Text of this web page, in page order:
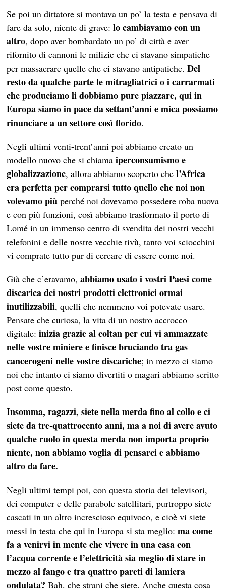
Se poi un dittatore si montava un po’ la testa e pensava di
fare da solo, niente di grave:lo cambiavamo con un
altro, dopo aver bombardato un po’ di città e aver
rifornito di cannoni le milizie che ci stavano simpatiche
per massacrare quelle che ci stavano antipatiche.Del
resto da qualche parte le mitragliatrici o i carrarmati
che produciamo li dobbiamo pure piazzare, qui in
Europa siamo in pace da settant’anni e mica possiamo
rinunciare a un settore così florido.
Negli ultimi venti-trent’anni poi abbiamo creato un
modello nuovo che si chiamaiperconsumismo e
globalizzazione, allora abbiamo scoperto chel’Africa
era perfetta per comprarsi tutto quello che noi non
volevamo più perché noi dovevamo possedere roba nuova
e con più funzioni, così abbiamo trasformato il porto di
Lomé in un immenso centro di svendita dei nostri vecchi
telefonini e delle nostre vecchie tivù, tanto voi sciocchini
vi comprate tutto pur di cercare di essere come noi.
Già che c’eravamo,abbiamo usato i vostri Paesi come
discarica dei nostri prodotti elettronici ormai
inutilizzabili, quelli che nemmeno voi potevate usare.
Pensate che curiosa, la vita di un nostro accrocco
digitale:inizia grazie al coltan per cui vi ammazzate
nelle vostre miniere e finisce bruciando tra gas
cancerogeni nelle vostre discariche; in mezzo ci siamo
noi che intanto ci siamo divertiti o magari abbiamo scritto
post come questo.
Insomma, ragazzi, siete nella merda fino al collo e ci
siete da tre-quattrocento anni, ma a noi di avere avuto
qualche ruolo in questa merda non importa proprio
niente, non abbiamo voglia di pensarci e abbiamo
altro da fare.
Negli ultimi tempi poi, con questa storia dei televisori,
dei computer e delle parabole satellitari, purtroppo siete
cascati in un altro increscioso equivoco, e cioè vi siete
messi in testa che qui in Europa si sta meglio:ma come
fa a venirvi in mente che vivere in una casa con
l’acqua corrente e l’elettricità sia meglio di stare in
mezzo al fango e tra quattro pareti di lamiera
ondulata? Bah, che strani che siete. Anche questa cosa